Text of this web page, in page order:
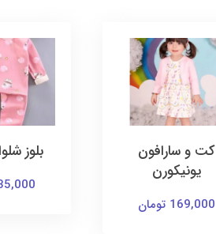
بلوز شلوار تو کرک
135,000 تومان 145,000